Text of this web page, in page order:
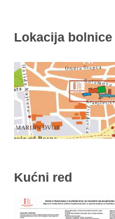
Lokacija bolnice
Kućni red